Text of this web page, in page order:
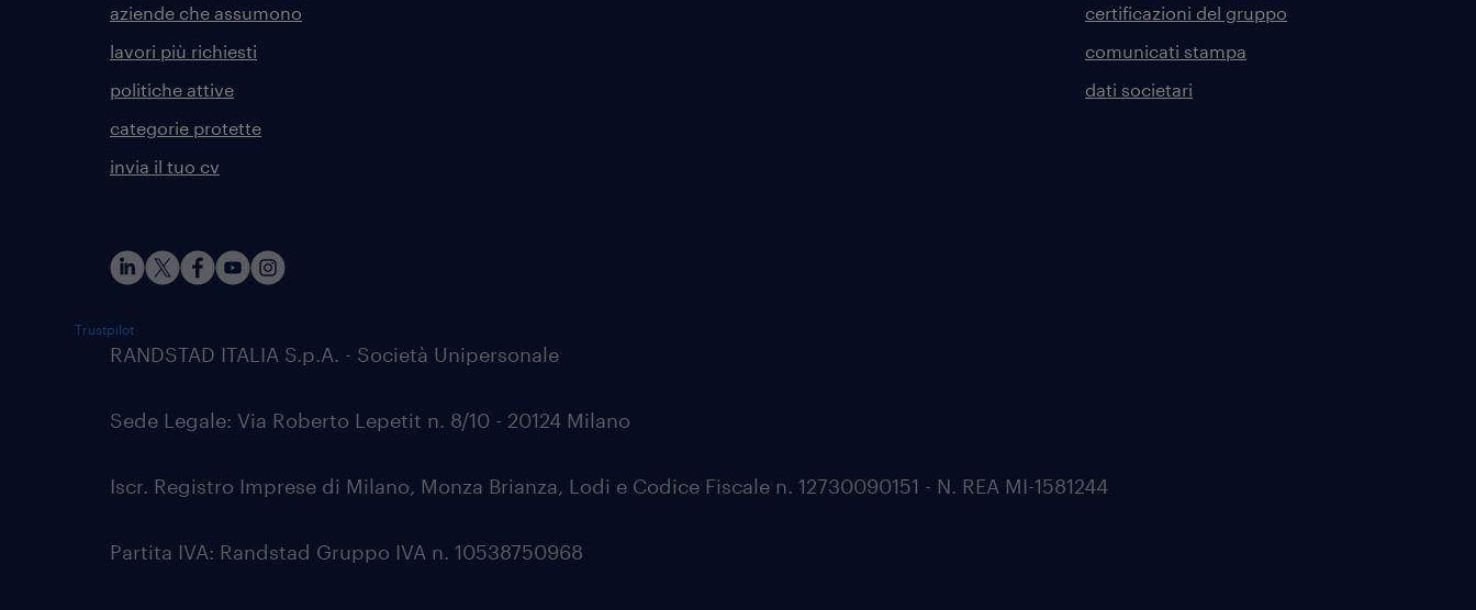
aziende che assumono
lavori più richiesti
politiche attive
categorie protette
invia il tuo cv
certificazioni del gruppo
comunicati stampa
dati societari
Trustpilot
RANDSTAD ITALIA S.p.A. - Società Unipersonale
Sede Legale: Via Roberto Lepetit n. 8/10 - 20124 Milano
Iscr. Registro Imprese di Milano, Monza Brianza, Lodi e Codice Fiscale n. 12730090151 - N. REA MI-1581244
Partita IVA: Randstad Gruppo IVA n. 10538750968